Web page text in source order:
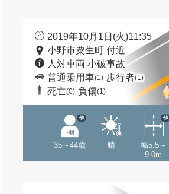
2019年10月1日(火)11:35
小野市粟生町 付近
人対車両 小破事故
普通乗用車(1) 歩行者(1)
死亡(0) 負傷(1)
35～44歳
他
晴
幅5.5～
9.0m
他